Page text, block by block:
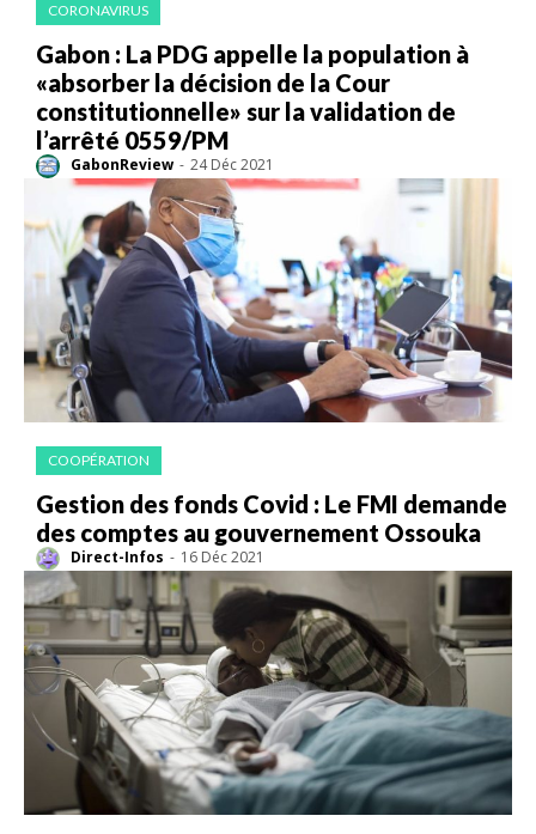
CORONAVIRUS
Gabon : La PDG appelle la population à
«absorber la décision de la Cour
constitutionnelle» sur la validation de
l’arrêté 0559/PM
GabonReview - 24 Déc 2021
COOPÉRATION
Gestion des fonds Covid : Le FMI demande
des comptes au gouvernement Ossouka
Direct-Infos - 16 Déc 2021